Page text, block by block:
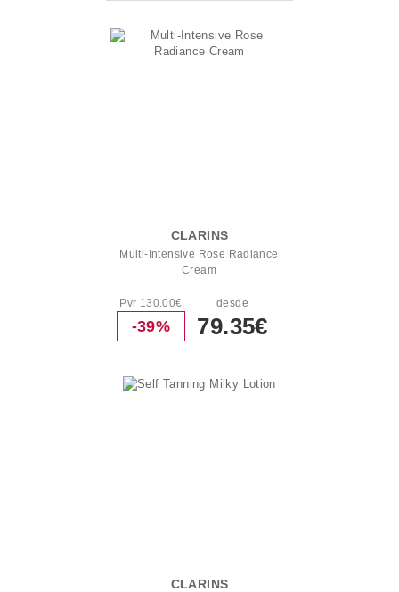
CLARINS
Multi-Intensive Rose Radiance
Cream
Pvr 130.00€
-39%
desde
79.35€
CLARINS